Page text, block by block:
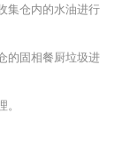
集仓内的水油进行
的固相餐厨垃圾进